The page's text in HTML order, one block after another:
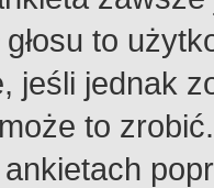
głosu to
jeśli jednak
to